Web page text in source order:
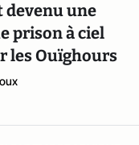
devenu une
prison à ciel
les Ouïghours